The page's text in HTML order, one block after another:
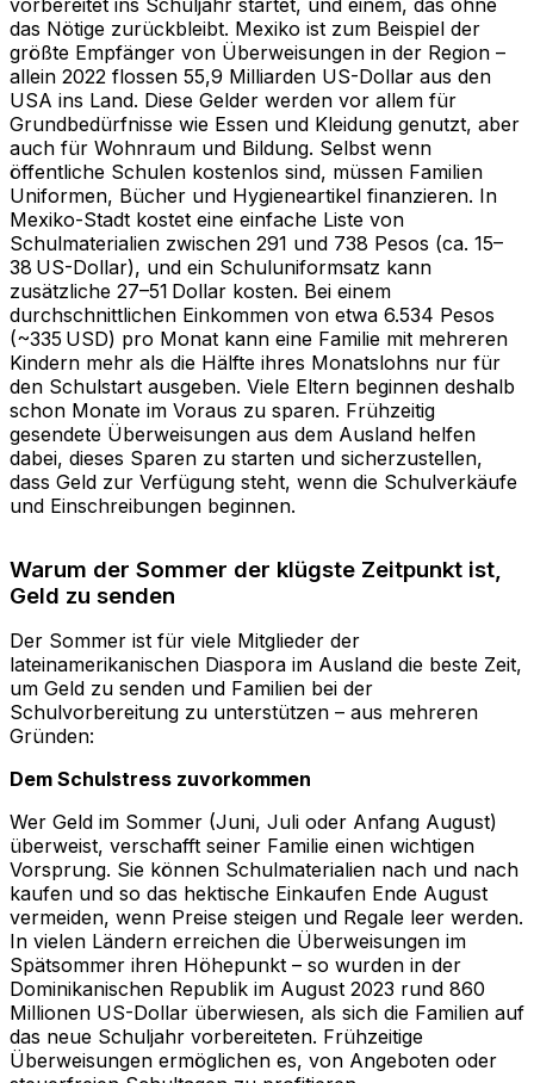
das Nötige zurückbleibt. Mexiko ist zum Beispiel der
größte Empfänger von Überweisungen in der Region –
allein 2022 flossen 55,9 Milliarden US-Dollar aus den
USA ins Land. Diese Gelder werden vor allem für
Grundbedürfnisse wie Essen und Kleidung genutzt, aber
auch für Wohnraum und Bildung. Selbst wenn
öffentliche Schulen kostenlos sind, müssen Familien
Uniformen, Bücher und Hygieneartikel finanzieren. In
Mexiko-Stadt kostet eine einfache Liste von
Schulmaterialien zwischen 291 und 738 Pesos (ca. 15–
38 US-Dollar), und ein Schuluniformsatz kann
zusätzliche 27–51 Dollar kosten. Bei einem
durchschnittlichen Einkommen von etwa 6.534 Pesos
(~335 USD) pro Monat kann eine Familie mit mehreren
Kindern mehr als die Hälfte ihres Monatslohns nur für
den Schulstart ausgeben. Viele Eltern beginnen deshalb
schon Monate im Voraus zu sparen. Frühzeitig
gesendete Überweisungen aus dem Ausland helfen
dabei, dieses Sparen zu starten und sicherzustellen,
dass Geld zur Verfügung steht, wenn die Schulverkäufe
und Einschreibungen beginnen.
Warum der Sommer der klügste Zeitpunkt ist,
Geld zu senden
Der Sommer ist für viele Mitglieder der
lateinamerikanischen Diaspora im Ausland die beste Zeit,
um Geld zu senden und Familien bei der
Schulvorbereitung zu unterstützen – aus mehreren
Gründen:
Dem Schulstress zuvorkommen
Wer Geld im Sommer (Juni, Juli oder Anfang August)
überweist, verschafft seiner Familie einen wichtigen
Vorsprung. Sie können Schulmaterialien nach und nach
kaufen und so das hektische Einkaufen Ende August
vermeiden, wenn Preise steigen und Regale leer werden.
In vielen Ländern erreichen die Überweisungen im
Spätsommer ihren Höhepunkt – so wurden in der
Dominikanischen Republik im August 2023 rund 860
Millionen US-Dollar überwiesen, als sich die Familien auf
das neue Schuljahr vorbereiteten. Frühzeitige
Überweisungen ermöglichen es, von Angeboten oder